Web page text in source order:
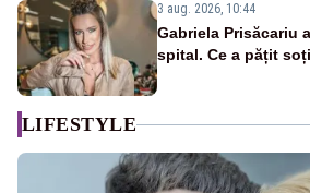
3 aug. 2026, 10:44
Gabriela Prisăcariu
spital. Ce a pățit
LIFESTYLE